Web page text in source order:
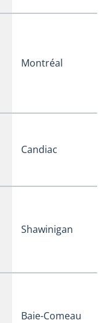
Montréal
Candiac
Shawinigan
Baie-Comeau